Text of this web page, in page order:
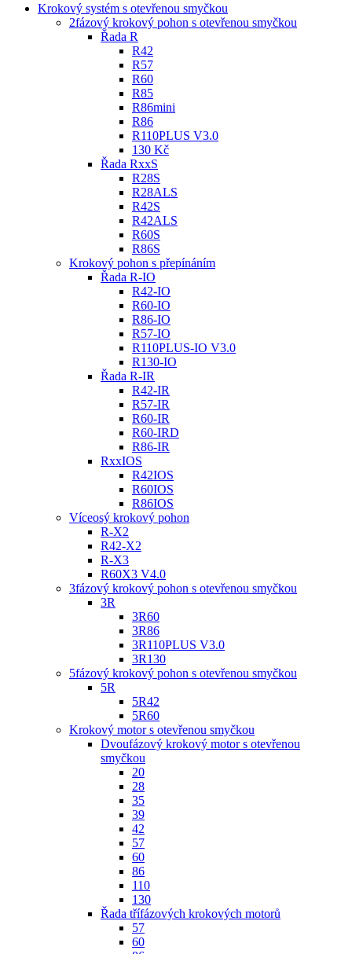
Krokový systém s otevřenou smyčkou
2fázový krokový pohon s otevřenou smyčkou
Řada R
R42
R57
R60
R85
R86mini
R86
R110PLUS V3.0
130 Kč
Řada RxxS
R28S
R28ALS
R42S
R42ALS
R60S
R86S
Krokový pohon s přepínáním
Řada R-IO
R42-IO
R60-IO
R86-IO
R57-IO
R110PLUS-IO V3.0
R130-IO
Řada R-IR
R42-IR
R57-IR
R60-IR
R60-IRD
R86-IR
RxxIOS
R42IOS
R60IOS
R86IOS
Víceosý krokový pohon
R-X2
R42-X2
R-X3
R60X3 V4.0
3fázový krokový pohon s otevřenou smyčkou
3R
3R60
3R86
3R110PLUS V3.0
3R130
5fázový krokový pohon s otevřenou smyčkou
5R
5R42
5R60
Krokový motor s otevřenou smyčkou
Dvoufázový krokový motor s otevřenou
smyčkou
20
28
35
39
42
57
60
86
110
130
Řada třífázových krokových motorů
57
60